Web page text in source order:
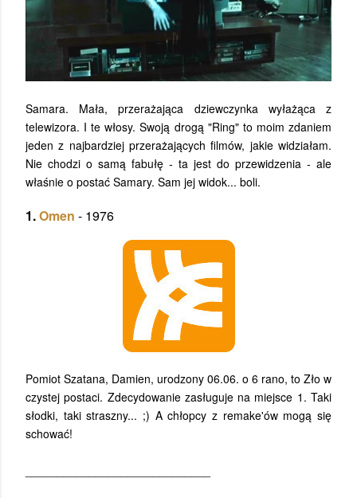
Samara. Mała, przerażająca dziewczynka wyłażąca z
telewizora. I te włosy. Swoją drogą "Ring" to moim zdaniem
jeden z najbardziej przerażających filmów, jakie widziałam.
Nie chodzi o samą fabułę - ta jest do przewidzenia - ale
właśnie o postać Samary. Sam jej widok... boli.
1.Omen - 1976
Pomiot Szatana, Damien, urodzony 06.06. o 6 rano, to Zło w
czystej postaci. Zdecydowanie zasługuje na miejsce 1. Taki
słodki, taki straszny... ;) A chłopcy z remake'ów mogą się
schować!